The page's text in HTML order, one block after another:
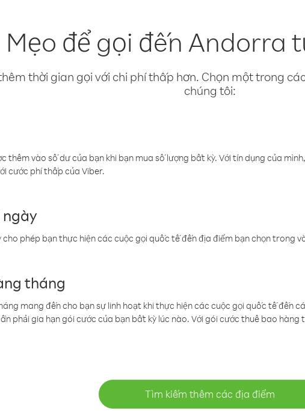
Mẹo để gọi đến Andorra
thời gian gọi với chi phí thấp hơn. Chọn một trong
chúng tôi:
thêm vào số dư của bạn khi bạn mua số lượng bất kỳ. Với tín dụng của
cước phí thấp của Viber.
ngày
cho phép bạn thực hiện các cuộc gọi quốc tế đến địa điểm bạn chọn trong
tháng
mang đến cho bạn sự linh hoạt khi thực hiện các cuộc gọi quốc tế đến
phải gia hạn gói cước của bạn bất kỳ lúc nào. Với gói cước thuê bao
Tìm kiếm thêm các địa điểm